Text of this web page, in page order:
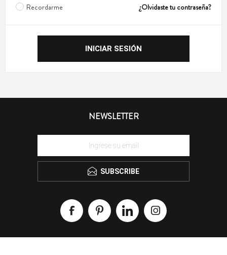
Recordarme ¿Olvidaste tu contraseña?
NEWSLETTER
SUBSCRIBE